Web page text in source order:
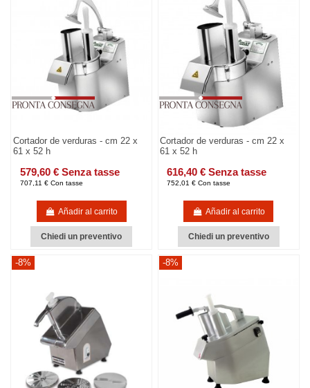
Cortador de verduras - cm 22 x
61 x 52 h
579,60 € Senza tasse
707,11 € Con tasse
Añadir al carrito
Chiedi un preventivo
Cortador de verduras - cm 22 x
61 x 52 h
616,40 € Senza tasse
752,01 € Con tasse
Añadir al carrito
Chiedi un preventivo
-8% -8%